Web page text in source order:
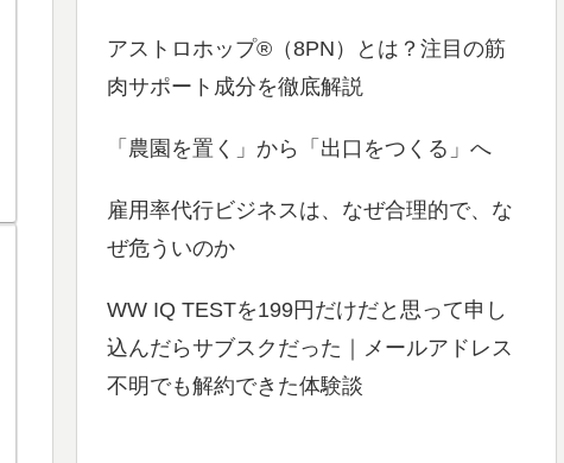
アストロホップ®（8PN）とは？注目の筋
肉サポート成分を徹底解説
「農園を置く」から「出口をつくる」へ
雇用率代行ビジネスは、なぜ合理的で、な
ぜ危ういのか
WW IQ TESTを199円だけだと思って申し
込んだらサブスクだった｜メールアドレス
不明でも解約できた体験談